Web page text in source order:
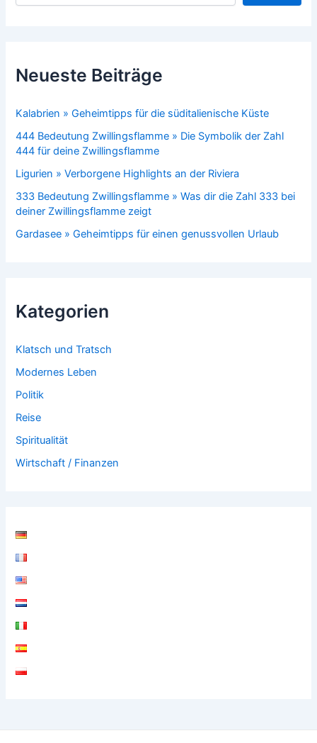
Neueste Beiträge
Kalabrien » Geheimtipps für die süditalienische Küste
444 Bedeutung Zwillingsflamme » Die Symbolik der Zahl
444 für deine Zwillingsflamme
Ligurien » Verborgene Highlights an der Riviera
333 Bedeutung Zwillingsflamme » Was dir die Zahl 333 bei
deiner Zwillingsflamme zeigt
Gardasee » Geheimtipps für einen genussvollen Urlaub
Kategorien
Klatsch und Tratsch
Modernes Leben
Politik
Reise
Spiritualität
Wirtschaft / Finanzen